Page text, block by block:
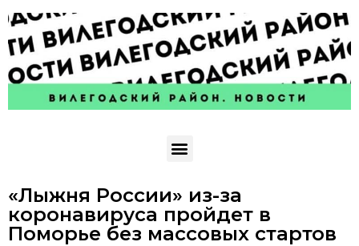
«Лыжня России» из-за
коронавируса пройдет в
Поморье без массовых стартов